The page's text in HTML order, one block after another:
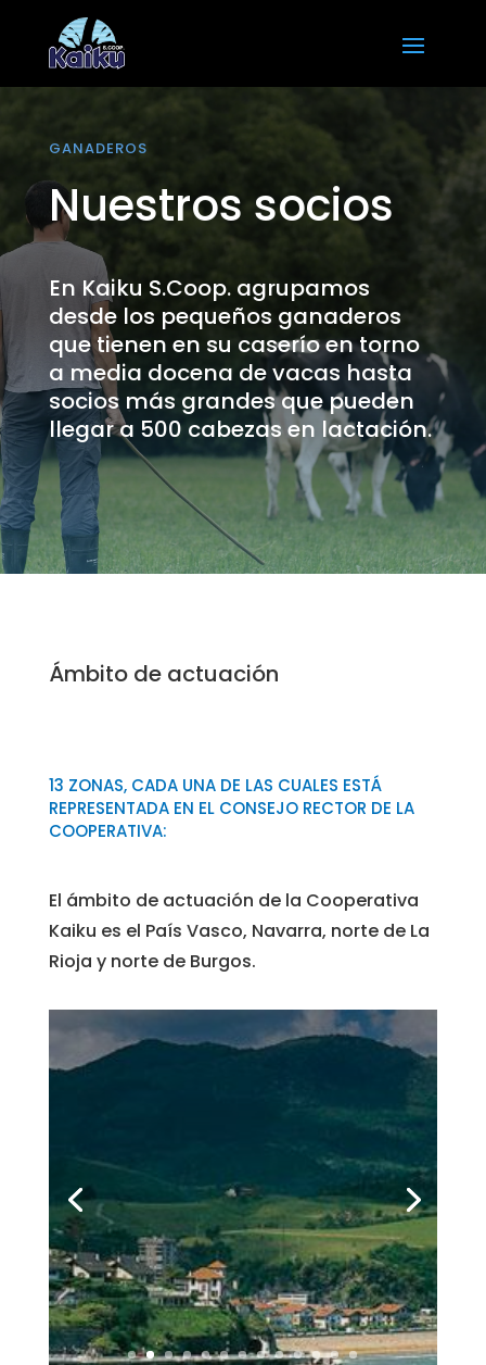
GANADEROS
Nuestros socios
En Kaiku S.Coop. agrupamos
desde los pequeños ganaderos
que tienen en su caserío en torno
a media docena de vacas hasta
socios más grandes que pueden
llegar a 500 cabezas en lactación.
Ámbito de actuación
13 ZONAS, CADA UNA DE LAS CUALES ESTÁ
REPRESENTADA EN EL CONSEJO RECTOR DE LA
COOPERATIVA:
El ámbito de actuación de la Cooperativa
Kaiku es el País Vasco, Navarra, norte de La
Rioja y norte de Burgos.
DEBA, ZESTOA,
ZUMAIA,
AIZARNA